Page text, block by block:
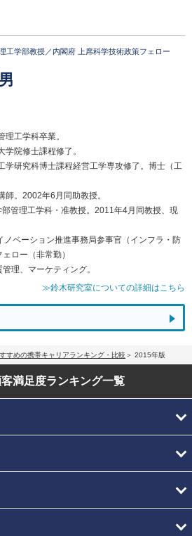
工学部教授／内閣府 上席科学技術政策フェロー
工学科卒業。
院修士課程修了。
学研究科博士課程経営工学専攻修了。博士（工
。2002年6月同助教授。
管理工学科・准教授。2011年4月同教授、現
ベーション推進事務局参事官（インフラ・防
ロー（非常勤）
理、マーケティング。
≫鈴木研究室についての詳細はこちら
すめの携帯キャリアランキング・比較 2015年版
満足度ランキング一覧